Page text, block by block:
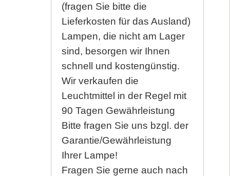
(fragen Sie bitte die
Lieferkosten für das Ausland)
Lampen, die nicht am Lager
sind, besorgen wir Ihnen
schnell und kostengünstig.
Wir verkaufen die
Leuchtmittel in der Regel mit
90 Tagen Gewährleistung
Bitte fragen Sie uns bzgl. der
Garantie/Gewährleistung
Ihrer Lampe!
Fragen Sie gerne auch nach